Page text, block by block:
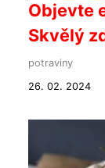
Objevte
Skvělý
potraviny
26. 02. 2024